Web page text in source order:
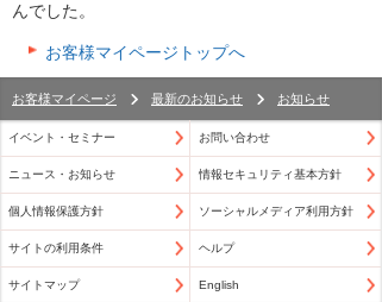
んでした。
お客様マイページトップへ
お客様マイページ 最新のお知らせ お知らせ
イベント・セミナー お問い合わせ
ニュース・お知らせ 情報セキュリティ基本方針
個人情報保護方針 ソーシャルメディア利用方針
サイトの利用条件 ヘルプ
サイトマップ English